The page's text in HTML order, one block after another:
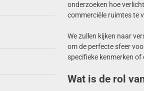
onderzoeken hoe
commerciële ruimtes te
We zullen kijken naar
om de perfecte sfeer
specifieke kenmerken
Wat is de rol